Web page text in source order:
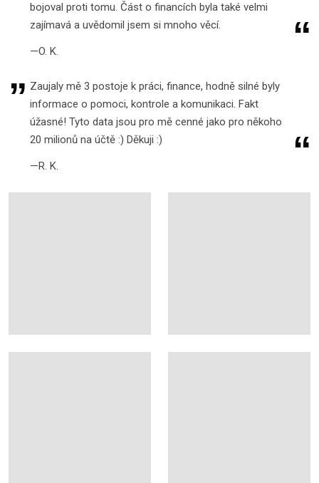
bojoval proti tomu. Část o financích byla také velmi
zajímavá a uvědomil jsem si mnoho věcí.
O. K.
Zaujaly mě 3 postoje k práci, finance, hodně silné byly
informace o pomoci, kontrole a komunikaci. Fakt
úžasné! Tyto data jsou pro mě cenné jako pro někoho
20 milionů na účtě :) Děkuji :)
R. K.